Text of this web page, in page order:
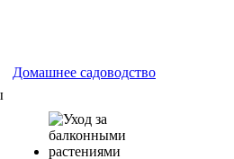
Домашнее садоводство